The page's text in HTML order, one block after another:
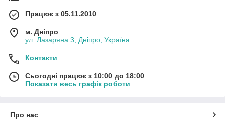
Працює з 05.11.2010
м. Дніпро
ул. Лазаряна 3, Дніпро, Україна
Контакти
Сьогодні працює з 10:00 до 18:00
Показати весь графік роботи
Про нас